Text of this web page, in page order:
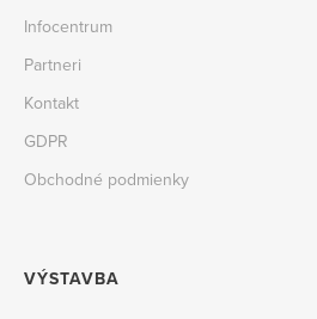
Infocentrum
Partneri
Kontakt
GDPR
Obchodné podmienky
VÝSTAVBA